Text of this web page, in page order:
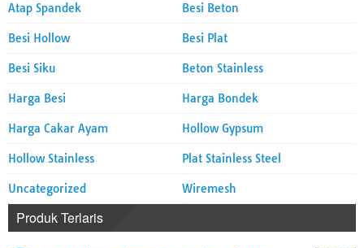
Atap Spandek Besi Beton
Besi Hollow Besi Plat
Besi Siku Beton Stainless
Harga Besi Harga Bondek
Harga Cakar Ayam Hollow Gypsum
Hollow Stainless Plat Stainless Steel
Uncategorized Wiremesh
Produk Terlaris